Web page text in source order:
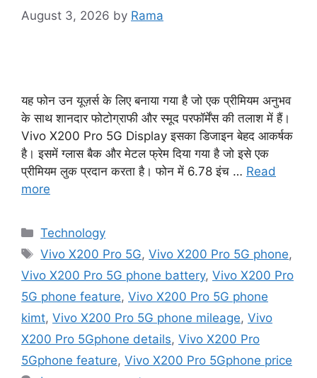
August 3, 2026 by Rama
यह फोन उन यूज़र्स के लिए बनाया गया है जो एक प्रीमियम अनुभव
के साथ शानदार फोटोग्राफी और स्मूद परफॉर्मेंस की तलाश में हैं।
Vivo X200 Pro 5G Display इसका डिजाइन बेहद आकर्षक
है। इसमें ग्लास बैक और मेटल फ्रेम दिया गया है जो इसे एक
प्रीमियम लुक प्रदान करता है। फोन में 6.78 इंच … Read
more
Categories
Technology
Tags
Vivo X200 Pro 5G,Vivo X200 Pro 5G phone,
Vivo X200 Pro 5G phone battery, Vivo X200 Pro
5G phone feature, Vivo X200 Pro 5G phone
kimt, Vivo X200 Pro 5G phone mileage, Vivo
X200 Pro 5Gphone details, Vivo X200 Pro
5Gphone feature, Vivo X200 Pro 5Gphone price